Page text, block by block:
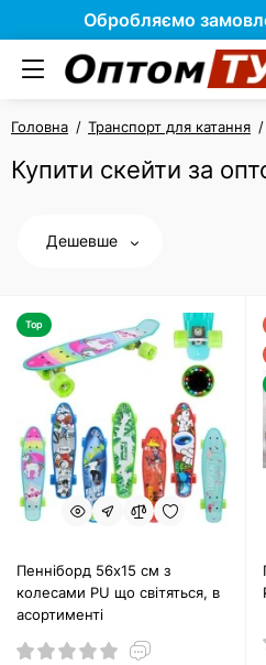
Обробляємо
Головна Транспорт для катання
Купити скейти за
Дешевше
Top
Пенніборд 56х15 см з
колесами PU що світяться, в
асортименті